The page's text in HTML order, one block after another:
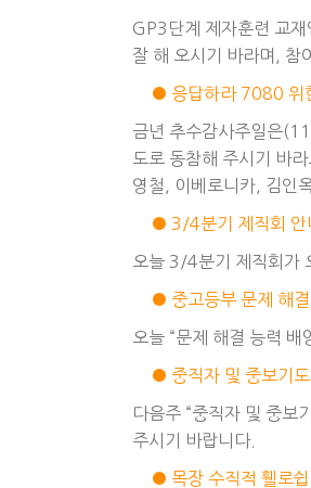
GP3단계 제자훈련 교
잘 해 오시기 바라며, 참
● 응답하라 7080 위
금년 추수감사주일은
도로 동참해 주시기 바
영철, 이베로니카, 김인
● 3/4분기 제직회 안
오늘 3/4분기 제직회가
● 중고등부 문제 해
오늘 “문제 해결 능력
● 중직자 및 중보기
다음주 “중직자 및 중보
주시기 바랍니다.
● 목장 수직적 휄로쉽